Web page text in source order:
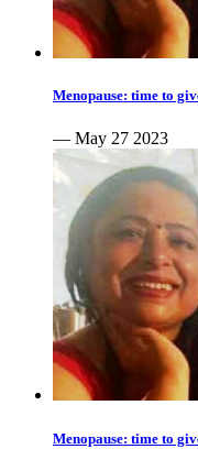
Menopause: time to
— May 27 2023
Menopause: time to